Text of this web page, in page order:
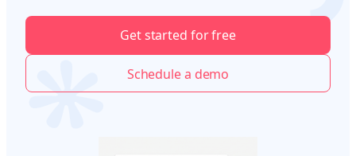
Get started for free
Schedule a demo